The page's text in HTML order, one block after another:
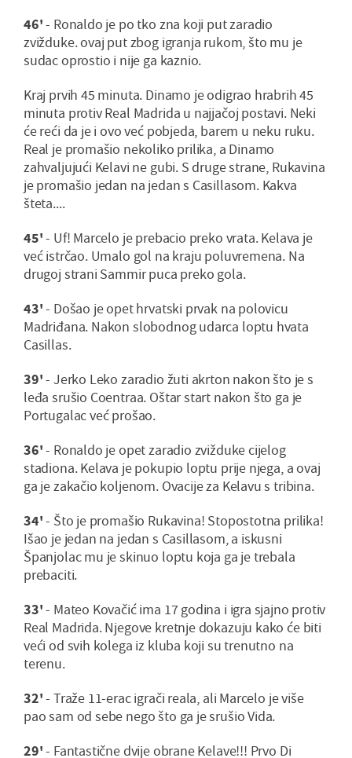
46'- Ronaldo je po tko zna koji put zaradio
zvižduke. ovaj put zbog igranja rukom, što mu je
sudac oprostio i nije ga kaznio.
Kraj prvih 45 minuta. Dinamo je odigrao hrabrih 45
minuta protiv Real Madrida u najjačoj postavi. Neki
će reći da je i ovo već pobjeda, barem u neku ruku.
Real je promašio nekoliko prilika, a Dinamo
zahvaljujući Kelavi ne gubi. S druge strane, Rukavina
je promašio jedan na jedan s Casillasom. Kakva
šteta....
45'- Uf! Marcelo je prebacio preko vrata. Kelava je
već istrčao. Umalo gol na kraju poluvremena. Na
drugoj strani Sammir puca preko gola.
43'- Došao je opet hrvatski prvak na polovicu
Madriđana. Nakon slobodnog udarca loptu hvata
Casillas.
39'- Jerko Leko zaradio žuti akrton nakon što je s
leđa srušio Coentraa. Oštar start nakon što ga je
Portugalac već prošao.
36'- Ronaldo je opet zaradio zvižduke cijelog
stadiona. Kelava je pokupio loptu prije njega, a ovaj
ga je zakačio koljenom. Ovacije za Kelavu s tribina.
34'- Što je promašio Rukavina! Stopostotna prilika!
Išao je jedan na jedan s Casillasom, a iskusni
Španjolac mu je skinuo loptu koja ga je trebala
prebaciti.
33'- Mateo Kovačić ima 17 godina i igra sjajno protiv
Real Madrida. Njegove kretnje dokazuju kako će biti
veći od svih kolega iz kluba koji su trenutno na
terenu.
32'- Traže 11-erac igrači reala, ali Marcelo je više
pao sam od sebe nego što ga je srušio Vida.
29'- Fantastične dvije obrane Kelave!!! Prvo Di